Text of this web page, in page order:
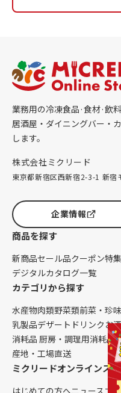
業務用の冷凍食品·食材·飲
居酒屋・ダイニングバー・
します。
株式会社ミクリード
東京都新宿区西新宿2-3-1 新宿
企業情報
商品を探す
新商品セール品クーポン特
デジタルカタログ一覧
カテゴリから探す
水産物肉類野菜類前菜・珍味
乳製品デザート ドリンク お酒
消耗品 厨房・調理用消耗品
産地・工場直送
ミクリードオンラインス
はじめての方へニュース コ